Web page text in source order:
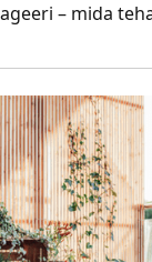
– mida